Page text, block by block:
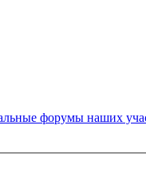
форумы наших